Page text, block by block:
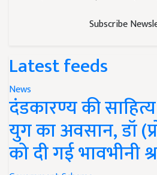
Subscribe
Latest feeds
News
दंडकारण्य की
युग का अवसान, डॉ
को दी गई भावभीनी